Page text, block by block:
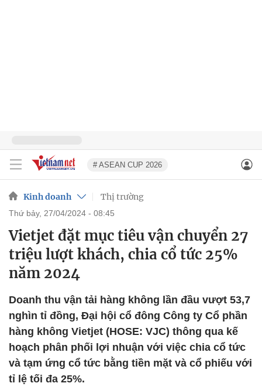
# ASEAN CUP 2026
Kinh doanh Thị trường
thứ bảy, 27/04/2024 - 08:45
Vietjet đặt mục tiêu vận chuyển 27
triệu lượt khách, chia cổ tức 25%
năm 2024
Doanh thu vận tải hàng không lần đầu vượt 53,7
nghìn tỉ đồng, Đại hội cổ đông Công ty Cổ phần
hàng không Vietjet (HOSE: VJC) thông qua kế
hoạch phân phối lợi nhuận với việc chia cổ tức
và tạm ứng cổ tức bằng tiền mặt và cổ phiếu với
tỉ lệ tối đa 25%.